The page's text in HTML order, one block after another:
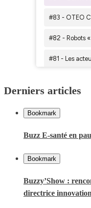
Derniers articles
Bookmark
Buzz E-santé en
Bookmark
Buzzy’Show :
directrice